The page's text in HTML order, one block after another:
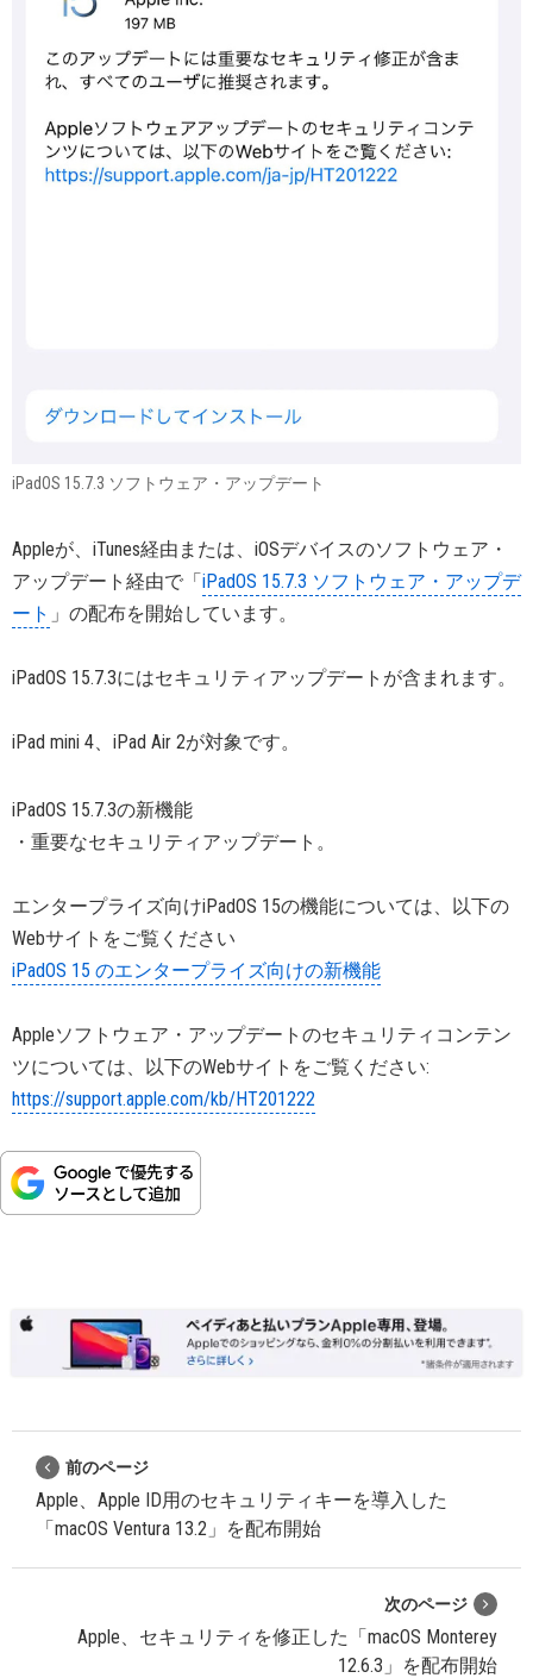
iPadOS 15.7.3 ソフトウェア・アップデート
Appleが、iTunes経由または、iOSデバイスのソフトウェア・
アップデート経由で「iPadOS 15.7.3 ソフトウェア・アップデ
ート 」の配布を開始しています。
iPadOS 15.7.3にはセキュリティアップデートが含まれます。
iPad mini 4、iPad Air 2が対象です。
iPadOS 15.7.3の新機能
・重要なセキュリティアップデート。
エンタープライズ向けiPadOS 15の機能については、以下の
Webサイトをご覧ください
iPadOS 15 のエンタープライズ向けの新機能
Appleソフトウェア・アップデートのセキュリティコンテン
ツについては、以下のWebサイトをご覧ください:
https://support.apple.com/kb/HT201222
前のページ
Apple、Apple ID用のセキュリティキーを導入した
「macOS Ventura 13.2」を配布開始
次のページ
Apple、セキュリティを修正した「macOS Monterey
12.6.3」を配布開始